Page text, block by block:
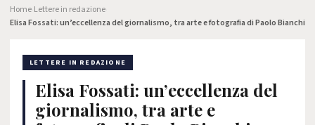
Home Lettere in redazione
Elisa Fossati: un’eccellenza del giornalismo, tra arte e fotografia di Paolo Bianchi
LETTERE IN REDAZIONE
Elisa Fossati: un’eccellenza del
giornalismo, tra arte e